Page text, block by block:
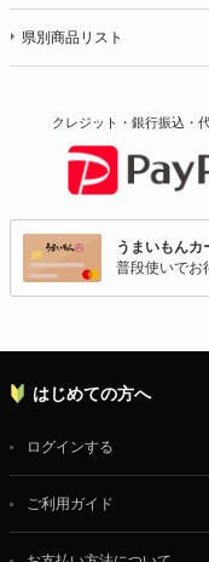
県別商品リスト
クレジット・銀行振込・
うまいもんカ
普段使いでお
はじめての方へ
ログインする
ご利用ガイド